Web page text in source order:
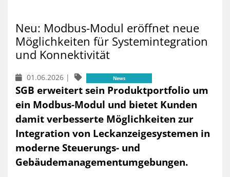
Neu: Mod­bus-Mo­dul er­öff­net neue
Mög­lich­kei­ten für Sys­tem­in­te­gra­ti­on
und Kon­nek­ti­vi­tät
01.06.2026 | News
SGB erweitert sein Produktportfolio um
ein Modbus-Modul und bietet Kunden
damit verbesserte Möglichkeiten zur
Integration von Leckanzeigesystemen in
moderne Steuerungs- und
Gebäudemanagementumgebungen.